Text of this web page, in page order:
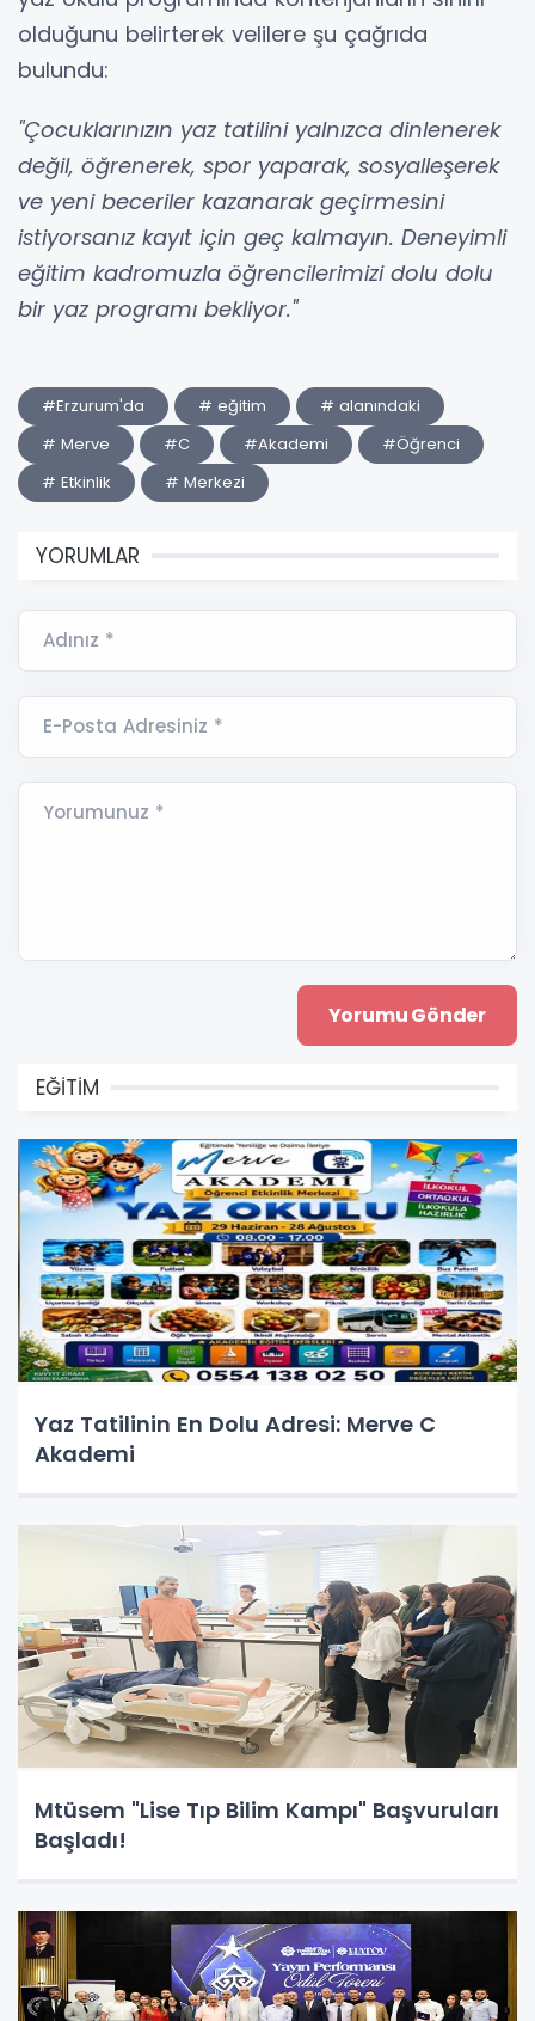
olduğunu belirterek velilere şu çağrıda
bulundu:
"Çocuklarınızın yaz tatilini yalnızca dinlenerek
değil, öğrenerek, spor yaparak, sosyalleşerek
ve yeni beceriler kazanarak geçirmesini
istiyorsanız kayıt için geç kalmayın. Deneyimli
eğitim kadromuzla öğrencilerimizi dolu dolu
bir yaz programı bekliyor."
#Erzurum'da # eğitim
# alanındaki
# Merve
#C #Akademi
#Öğrenci
# Etkinlik
# Merkezi
YORUMLAR
Adınız *
E-Posta Adresiniz *
Yorumunuz *
EĞİTİM
Yaz Tatilinin En Dolu Adresi: Merve C
Akademi
Mtüsem "Lise Tıp Bilim Kampı" Başvuruları
Başladı!